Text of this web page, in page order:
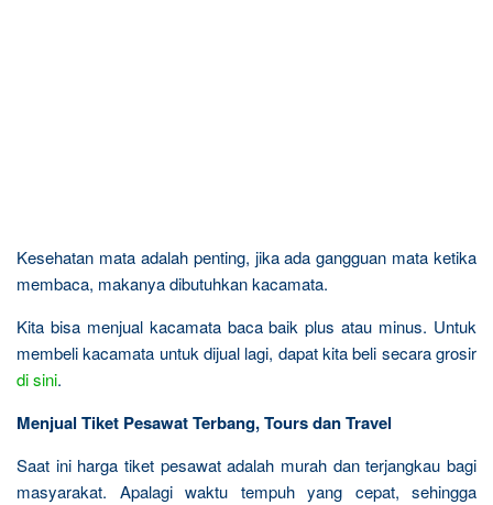
Kesehatan mata adalah penting, jika ada gangguan mata ketika
membaca, makanya dibutuhkan kacamata.
Kita bisa menjual kacamata baca baik plus atau minus. Untuk
membeli kacamata untuk dijual lagi, dapat kita beli secara grosir
di sini.
Menjual Tiket Pesawat Terbang, Tours dan Travel
Saat ini harga tiket pesawat adalah murah dan terjangkau bagi
masyarakat. Apalagi waktu tempuh yang cepat, sehingga